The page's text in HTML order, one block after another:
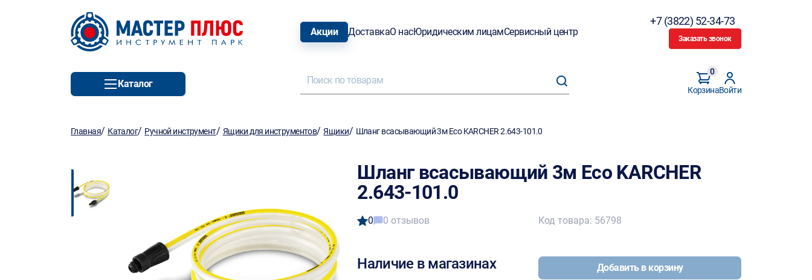
Акции ДоставкаО насЮридическим лицамСервисный центр
+7 (3822) 52-34-73
Заказать звонок
Каталог
Корзина
0
Войти
Главная/ Каталог/ Ручной инструмент/ Ящики для инструментов/Ящики/ Шланг всасывающий 3м Eco KARCHER 2.643-101.0
Шланг всасывающий 3м Eco KARCHER
2.643-101.0
0 0 отзывов
Наличие в магазинах
Код товара: 56798
Добавить в корзину